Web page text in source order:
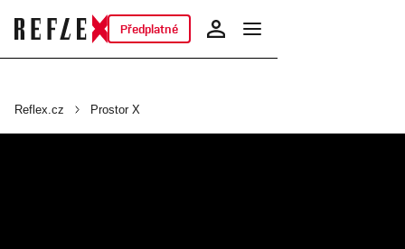
Předplatné
Reflex.cz Prostor X